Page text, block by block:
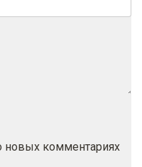
новых комментариях